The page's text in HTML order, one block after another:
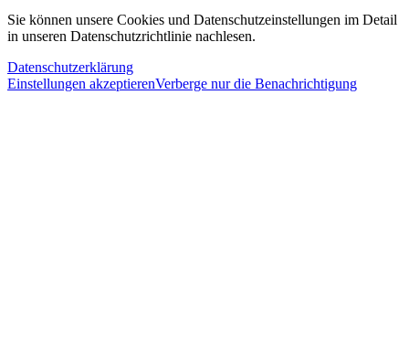
Sie können unsere Cookies und Datenschutzeinstellungen im Detail
in unseren Datenschutzrichtlinie nachlesen.
Datenschutzerklärung
Einstellungen akzeptierenVerberge nur die Benachrichtigung